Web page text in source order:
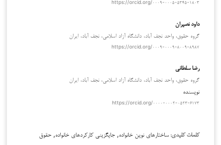
https://orcid.org/۰۰۰۹-۰۰۰۵-۵۳۴۵-۱۸۰۳
داود نصیران
گروه حقوق، واحد نجف آباد، دانشگاه آزاد اسلامی، نجف آباد، ایران
https://orcid.org/۰۰۰۹-۰۰۰۹-۸۰۰۹-۸۹۸۷
رضا سلطانی
گروه حقوق، واحد نجف آباد، دانشگاه آزاد اسلامی، نجف آباد، ایران
نویسنده
https://orcid.org/۰۰۰۰-۰۰۰۲-۰۵۲۳-۶۱۷۳
کلمات کلیدی: ساختارهای نوین خانواده, جایگزینی کارکردهای خانواده, حقوق